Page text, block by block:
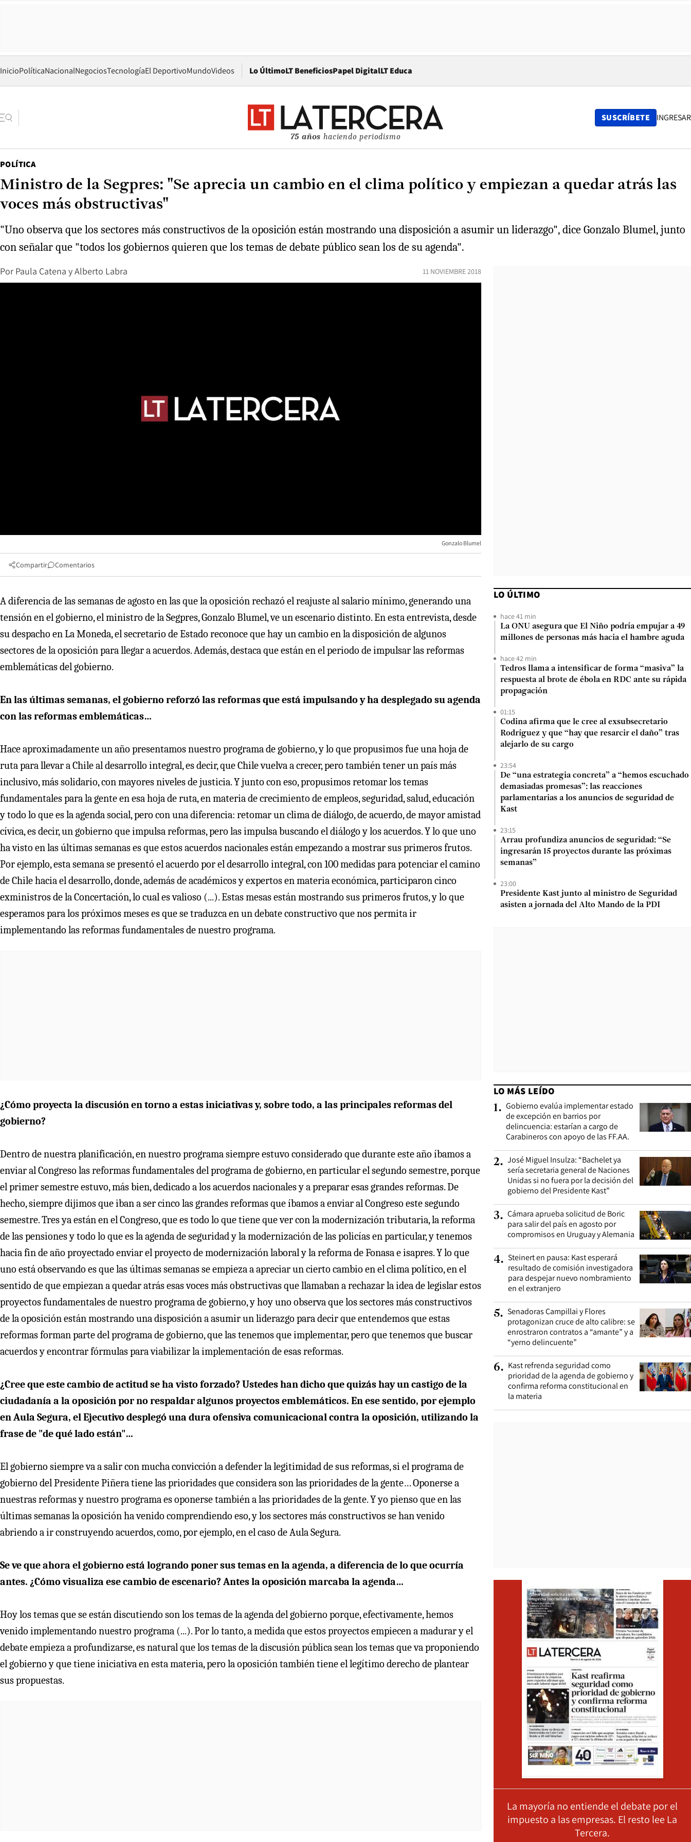
InicioPolíticaNacionalNegociosTecnologíaEl DeportivoMundoVideos Lo ÚltimoLT BeneficiosPapel DigitalOpens in new window
LT Educa
75 años haciendo periodismo
SUSCRÍBETE INGRESAR
POLÍTICA
Ministro de la Segpres: "Se aprecia un cambio en el clima político y empiezan a quedar atrás las
voces más obstructivas"
"Uno observa que los sectores más constructivos de la oposición están mostrando una disposición a asumir un liderazgo", dice Gonzalo Blumel, junto
con señalar que "todos los gobiernos quieren que los temas de debate público sean los de su agenda".
Por Paula Catena y Alberto Labra 11 NOVIEMBRE 2018
Gonzalo Blumel
Compartir Comentarios
A diferencia de las semanas de agosto en las que la oposición rechazó el reajuste al salario mínimo, generando una
tensión en el gobierno, el ministro de la Segpres, Gonzalo Blumel, ve un escenario distinto. En esta entrevista, desde
su despacho en La Moneda, el secretario de Estado reconoce que hay un cambio en la disposición de algunos
sectores de la oposición para llegar a acuerdos. Además, destaca que están en el periodo de impulsar las reformas
emblemáticas del gobierno.
En las últimas semanas, el gobierno reforzó las reformas que está impulsando y ha desplegado su agenda
con las reformas emblemáticas…
Hace aproximadamente un año presentamos nuestro programa de gobierno, y lo que propusimos fue una hoja de
ruta para llevar a Chile al desarrollo integral, es decir, que Chile vuelva a crecer, pero también tener un país más
inclusivo, más solidario, con mayores niveles de justicia. Y junto con eso, propusimos retomar los temas
fundamentales para la gente en esa hoja de ruta, en materia de crecimiento de empleos, seguridad, salud, educación
y todo lo que es la agenda social, pero con una diferencia: retomar un clima de diálogo, de acuerdo, de mayor amistad
cívica, es decir, un gobierno que impulsa reformas, pero las impulsa buscando el diálogo y los acuerdos. Y lo que uno
ha visto en las últimas semanas es que estos acuerdos nacionales están empezando a mostrar sus primeros frutos.
Por ejemplo, esta semana se presentó el acuerdo por el desarrollo integral, con 100 medidas para potenciar el camino
de Chile hacia el desarrollo, donde, además de académicos y expertos en materia económica, participaron cinco
exministros de la Concertación, lo cual es valioso (...). Estas mesas están mostrando sus primeros frutos, y lo que
esperamos para los próximos meses es que se traduzca en un debate constructivo que nos permita ir
implementando las reformas fundamentales de nuestro programa.
¿Cómo proyecta la discusión en torno a estas iniciativas y, sobre todo, a las principales reformas del
gobierno?
Dentro de nuestra planificación, en nuestro programa siempre estuvo considerado que durante este año íbamos a
enviar al Congreso las reformas fundamentales del programa de gobierno, en particular el segundo semestre, porque
el primer semestre estuvo, más bien, dedicado a los acuerdos nacionales y a preparar esas grandes reformas. De
hecho, siempre dijimos que iban a ser cinco las grandes reformas que íbamos a enviar al Congreso este segundo
semestre. Tres ya están en el Congreso, que es todo lo que tiene que ver con la modernización tributaria, la reforma
de las pensiones y todo lo que es la agenda de seguridad y la modernización de las policías en particular, y tenemos
hacia fin de año proyectado enviar el proyecto de modernización laboral y la reforma de Fonasa e isapres. Y lo que
uno está observando es que las últimas semanas se empieza a apreciar un cierto cambio en el clima político, en el
sentido de que empiezan a quedar atrás esas voces más obstructivas que llamaban a rechazar la idea de legislar estos
proyectos fundamentales de nuestro programa de gobierno, y hoy uno observa que los sectores más constructivos
de la oposición están mostrando una disposición a asumir un liderazgo para decir que entendemos que estas
reformas forman parte del programa de gobierno, que las tenemos que implementar, pero que tenemos que buscar
acuerdos y encontrar fórmulas para viabilizar la implementación de esas reformas.
¿Cree que este cambio de actitud se ha visto forzado? Ustedes han dicho que quizás hay un castigo de la
ciudadanía a la oposición por no respaldar algunos proyectos emblemáticos. En ese sentido, por ejemplo
en Aula Segura, el Ejecutivo desplegó una dura ofensiva comunicacional contra la oposición, utilizando la
frase de "de qué lado están"…
El gobierno siempre va a salir con mucha convicción a defender la legitimidad de sus reformas, si el programa de
gobierno del Presidente Piñera tiene las prioridades que considera son las prioridades de la gente… Oponerse a
nuestras reformas y nuestro programa es oponerse también a las prioridades de la gente. Y yo pienso que en las
últimas semanas la oposición ha venido comprendiendo eso, y los sectores más constructivos se han venido
abriendo a ir construyendo acuerdos, como, por ejemplo, en el caso de Aula Segura.
Se ve que ahora el gobierno está logrando poner sus temas en la agenda, a diferencia de lo que ocurría
antes. ¿Cómo visualiza ese cambio de escenario? Antes la oposición marcaba la agenda…
Hoy los temas que se están discutiendo son los temas de la agenda del gobierno porque, efectivamente, hemos
venido implementando nuestro programa (...). Por lo tanto, a medida que estos proyectos empiecen a madurar y el
debate empieza a profundizarse, es natural que los temas de la discusión pública sean los temas que va proponiendo
el gobierno y que tiene iniciativa en esta materia, pero la oposición también tiene el legítimo derecho de plantear
sus propuestas.
LO ÚLTIMO
hace 41 min
La ONU asegura que El Niño podría empujar a 49
millones de personas más hacia el hambre aguda
hace 42 min
Tedros llama a intensificar de forma “masiva” la
respuesta al brote de ébola en RDC ante su rápida
propagación
01:15
Codina afirma que le cree al exsubsecretario
Rodríguez y que “hay que resarcir el daño” tras
alejarlo de su cargo
23:54
De “una estrategia concreta” a “hemos escuchado
demasiadas promesas”: las reacciones
parlamentarias a los anuncios de seguridad de
Kast
23:15
Arrau profundiza anuncios de seguridad: “Se
ingresarán 15 proyectos durante las próximas
semanas”
23:00
Presidente Kast junto al ministro de Seguridad
asisten a jornada del Alto Mando de la PDI
LO MÁS LEÍDO
1. Gobierno evalúa implementar estado
de excepción en barrios por
delincuencia: estarían a cargo de
Carabineros con apoyo de las FF.AA.
2. José Miguel Insulza: “Bachelet ya
sería secretaria general de Naciones
Unidas si no fuera por la decisión del
gobierno del Presidente Kast”
3. Cámara aprueba solicitud de Boric
para salir del país en agosto por
compromisos en Uruguay y Alemania
4. Steinert en pausa: Kast esperará
resultado de comisión investigadora
para despejar nuevo nombramiento
en el extranjero
5. Senadoras Campillai y Flores
protagonizan cruce de alto calibre: se
enrostraron contratos a “amante” y a
“yerno delincuente”
6. Kast refrenda seguridad como
prioridad de la agenda de gobierno y
confirma reforma constitucional en
la materia
La mayoría no entiende el debate por el
impuesto a las empresas. El resto lee La
Tercera.